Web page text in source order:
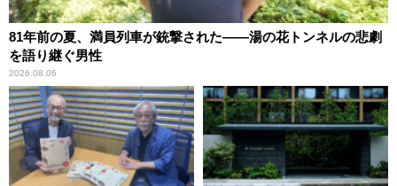
81年前の夏、満員列車が銃撃された――湯の花トンネルの悲劇
を語り継ぐ男性
2026.08.06